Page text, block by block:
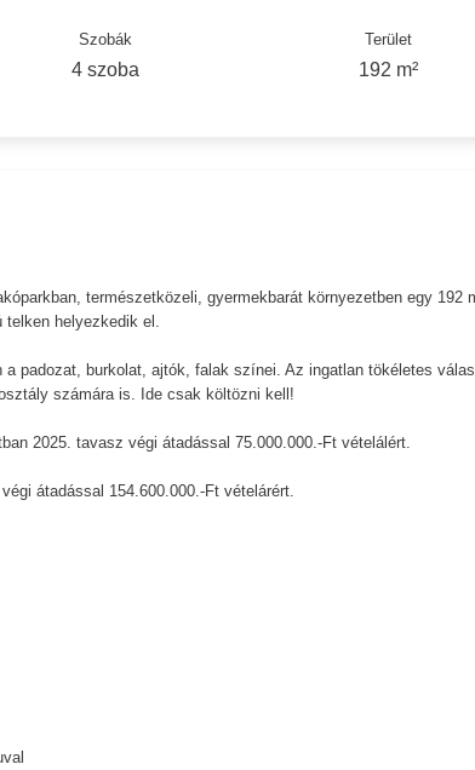
Szobák
4 szoba
Terület
192 m²
természetközeli, gyermekbarát környezetben egy 192
helyezkedik el.
padozat, burkolat, ajtók, falak színei. Az ingatlan tökéletes
számára is. Ide csak költözni kell!
2025. tavasz végi átadással 75.000.000.-Ft vételálért.
átadással 154.600.000.-Ft vételárért.